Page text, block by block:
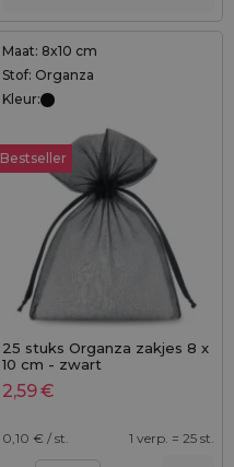
Maat: 8x10 cm
Stof: Organza
Kleur:
Bestseller
25 stuks Organza zakjes 8 x
10 cm - zwart
2,59€
0,10 € / st. 1 verp. = 25 st.